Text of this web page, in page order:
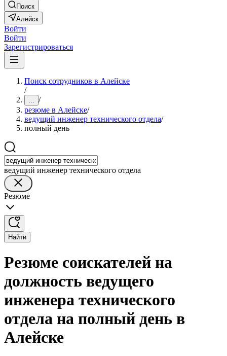
Поиск
Алейск
Войти
Войти
Зарегистрироваться
Поиск сотрудников в Алейске
/
... /
резюме в Алейске/
ведущий инженер технического отдела/
полный день
ведущий инженер технического отдела
Резюме
Найти
Резюме соискателей на
должность ведущего
инженера технического
отдела на полный день в
Алейске